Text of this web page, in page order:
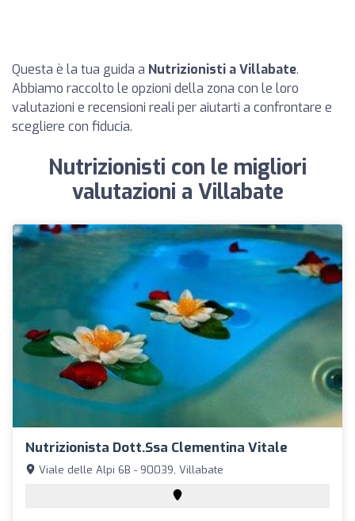
Questa è la tua guida a Nutrizionisti a Villabate.
Abbiamo raccolto le opzioni della zona con le loro
valutazioni e recensioni reali per aiutarti a confrontare e
scegliere con fiducia.
Nutrizionisti con le migliori
valutazioni a Villabate
Nutrizionista Dott.ssa Clementina Vitale
Viale delle Alpi 6B - 90039, Villabate